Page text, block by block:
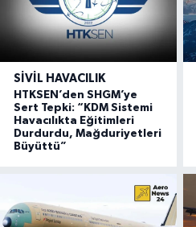
SIVIL HAVACILIK
HTKSEN’den SHGM’ye
Sert Tepki: “KDM Sistemi
Havacılıkta Eğitimleri
Durdurdu, Mağduriyetleri
Büyüttü”